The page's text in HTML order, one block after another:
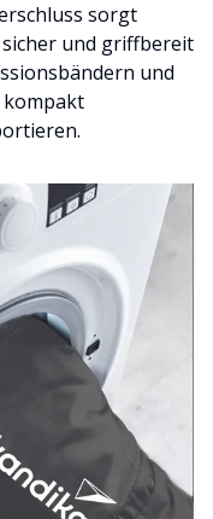
sorgt
und griffbereit
und
kompakt